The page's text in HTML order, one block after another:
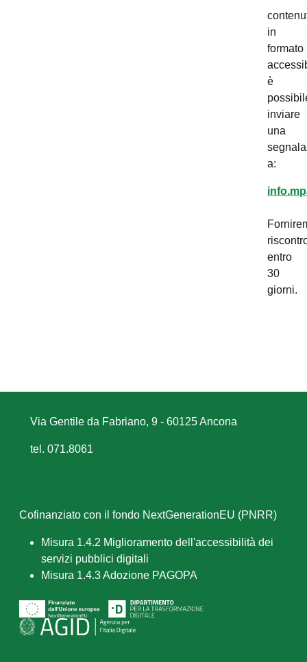
in
formato
è
inviare
una
a:
entro
30
giorni.
Via Gentile da Fabriano, 9 - 60125 Ancona
tel. 071.8061
Cofinanziato con il fondo NextGenerationEU (PNRR)
Misura 1.4.2 Miglioramento dell'accessibilità dei
servizi pubblici digitali
Misura 1.4.3 Adozione PAGOPA